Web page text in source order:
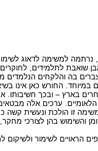
למשימה לדאוג
שואבת לתלמידים,
בה והלקחים הנלמדים
החורש כאן אינו
בארץ – ובכך
ערכים אלה
זו הולכת ונעשית
והשימוש בהן לצורכי
הראויים לשימור ולשיקום